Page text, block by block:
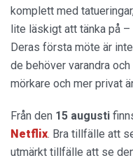
komplett med
lite läskigt att tänka på –
Deras första möte är
de behöver varandra
mörkare och mer privat
Från den 15 augusti
Netflix. Bra tillfälle att
utmärkt tillfälle att se